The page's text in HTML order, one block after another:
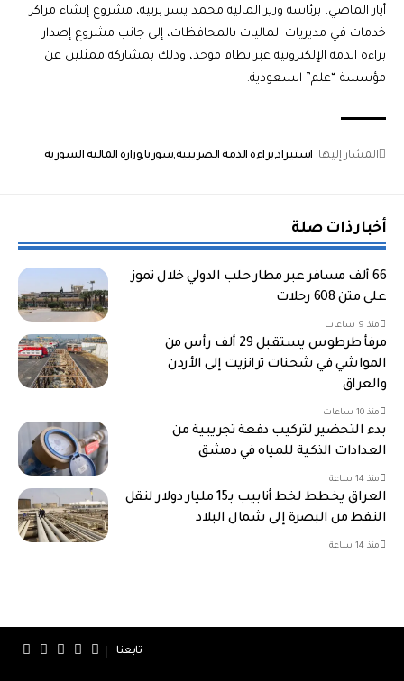
أيار الماضي، برئاسة وزير المالية محمد يسر برنية، مشروع إنشاء مراكز
خدمات في مديريات الماليات بالمحافظات، إلى جانب مشروع إصدار
براءة الذمة الإلكترونية عبر نظام موحد، وذلك بمشاركة ممثلين عن
مؤسسة “علم” السعودية.
المشار إليها: استيراد براءة الذمة الضريبيةسورياوزارة المالية السورية
أخبار ذات صلة
66 ألف مسافر عبر مطار حلب الدولي خلال تموز
على متن 608 رحلات
منذ 9 ساعات
مرفأ طرطوس يستقبل 29 ألف رأس من
المواشي في شحنات ترانزيت إلى الأردن
والعراق
منذ 10 ساعات
بدء التحضير لتركيب دفعة تجريبية من
العدادات الذكية للمياه في دمشق
منذ 14 ساعة
العراق يخطط لخط أنابيب بـ15 مليار دولار لنقل
النفط من البصرة إلى شمال البلاد
منذ 14 ساعة
تابعنا